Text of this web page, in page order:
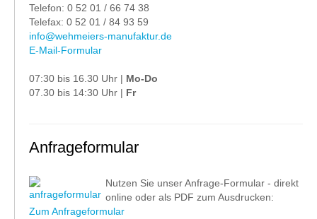
Telefon: 0 52 01 / 66 74 38
Telefax: 0 52 01 / 84 93 59
info@wehmeiers-manufaktur.de
E-Mail-Formular
07:30 bis 16.30 Uhr | Mo-Do
07.30 bis 14:30 Uhr | Fr
Anfrageformular
Nutzen Sie unser Anfrage-Formular - direkt
online oder als PDF zum Ausdrucken:
Zum Anfrageformular